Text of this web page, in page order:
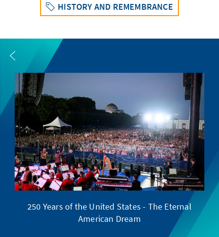
HISTORY AND REMEMBRANCE
250 Years of the United States - The Eternal
American Dream